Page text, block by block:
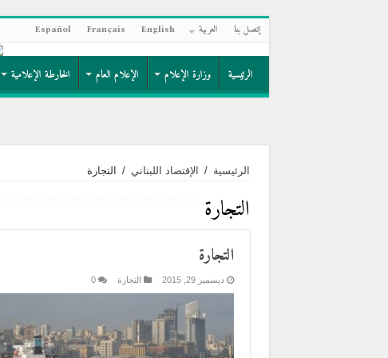
إتصل بنا العربية English
Français
Español
الرئيسية وزارة الإعلام الإعلام العام الخارطة الإعلامية
الرئيسية / الإقتصاد اللبناني / التجارة
التجارة
التجارة
ديسمبر 29, 2015 التجارة 0